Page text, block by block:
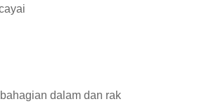
dalam dan rak